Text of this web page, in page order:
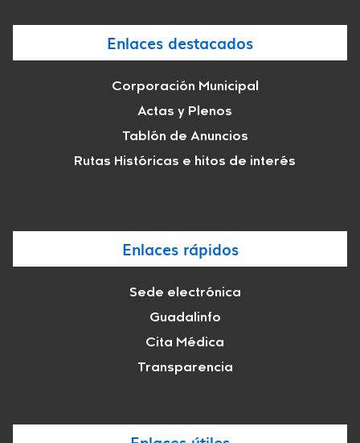
Enlaces destacados
Corporación Municipal
Actas y Plenos
Tablón de Anuncios
Rutas Históricas e hitos de interés
Enlaces rápidos
Sede electrónica
Guadalinfo
Cita Médica
Transparencia